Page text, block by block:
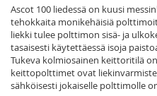
Ascot 100 liedessä on kuusi
tehokkaita monikehäisiä
liekki tulee polttimon sisä- ja
tasaisesti käytettäessä isoja
Tukeva kolmiosainen keittoritilä
keittopolttimet ovat
sähköisesti jokaiselle polttimolle